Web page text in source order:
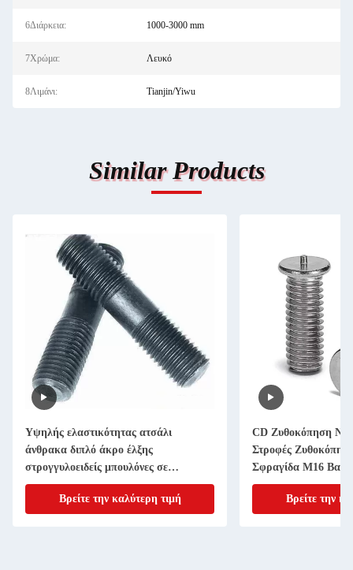
6Διάρκεια: 1000-3000 mm
7Χρώμα: Λευκό
8Λιμάνι: Tianjin/Yiwu
Similar Products
Υψηλής ελαστικότητας ατσάλι
άνθρακα διπλό άκρο έλξης
στρογγυλοειδείς μπουλόνες σε
εξατομικευμένο μέγεθος για
βιομηχανικάΒρείτε την καλύτερη τιμή
CD Ζυθοκόπηση
Στροφές
Σφραγίδα M16
12.9
Βρείτε την